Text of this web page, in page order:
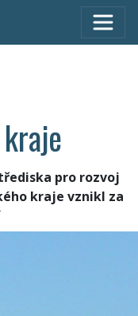
pro rozvoj
kraje vznikl za